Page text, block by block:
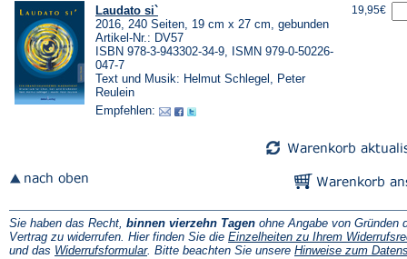
Laudato si`
2016, 240 Seiten, 19 cm x 27 cm, gebunden
Artikel-Nr.: DV57
ISBN 978-3-943302-34-9, ISMN 979-0-50226-
047-7
Text und Musik: Helmut Schlegel, Peter
Reulein
Empfehlen:
19,95€
Sie haben das Recht, binnen vierzehn Tagen ohne Angabe von Gründen
Vertrag zu widerrufen. Hier finden Sie die Einzelheiten zu Ihrem
und das Widerrufsformular(Öffnet
. Bitte beachten Sie unsere Hinweise zum